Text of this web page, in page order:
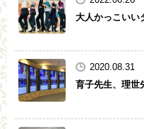
大人かっこいい
2020.08.31
育子先生、理世